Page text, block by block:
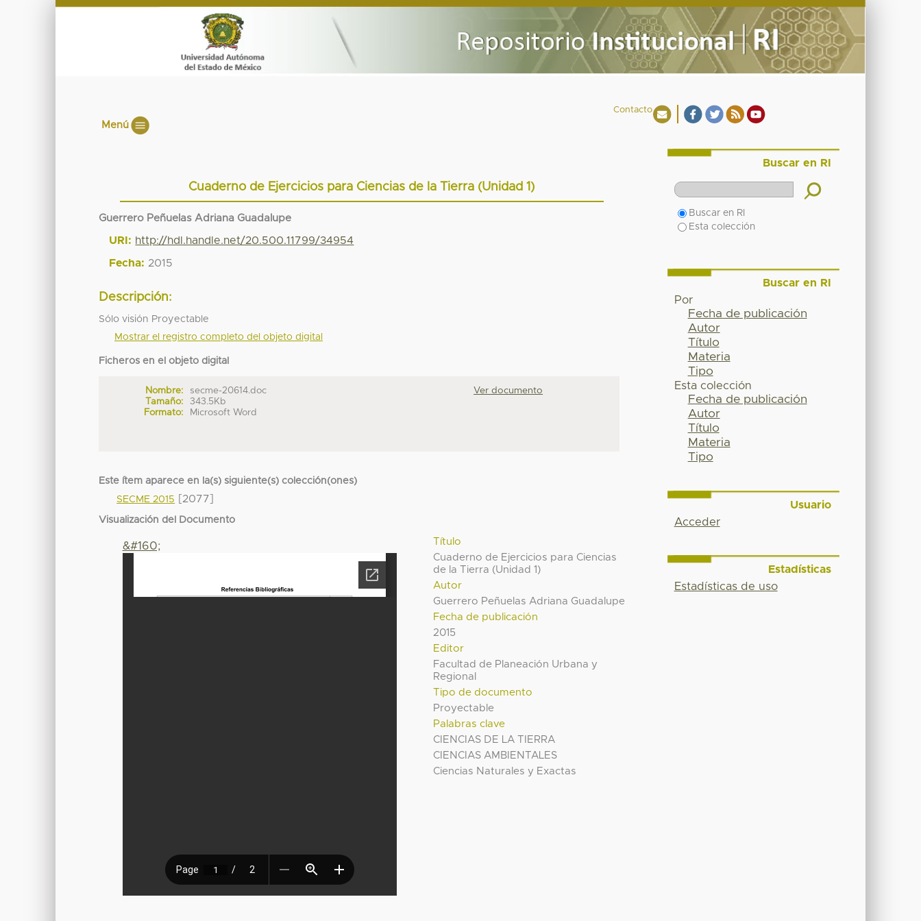
Contacto
Menú
Cuaderno de Ejercicios para Ciencias de la Tierra (Unidad 1)
Guerrero Peñuelas Adriana Guadalupe
URI: http://hdl.handle.net/20.500.11799/34954
Fecha: 2015
Descripción:
Sólo visión Proyectable
Mostrar el registro completo del objeto digital
Ficheros en el objeto digital
Nombre:
secme-20614.doc
Tamaño:
343.5Kb
Formato:
Microsoft Word
Ver documento
Este ítem aparece en la(s) siguiente(s) colección(ones)
SECME 2015
[2077]
Visualización del Documento
Título
Cuaderno de Ejercicios para Ciencias
de la Tierra (Unidad 1)
Autor
Guerrero Peñuelas Adriana Guadalupe
Fecha de publicación
2015
Editor
Facultad de Planeación Urbana y
Regional
Tipo de documento
Proyectable
Palabras clave
CIENCIAS DE LA TIERRA
CIENCIAS AMBIENTALES
Ciencias Naturales y Exactas
&#160;
Buscar en RI
Buscar en RI
Esta colección
Buscar en RI
Por
Fecha de publicación
Autor
Título
Materia
Tipo
Esta colección
Fecha de publicación
Autor
Título
Materia
Tipo
Usuario
Acceder
Estadísticas
Estadísticas de uso